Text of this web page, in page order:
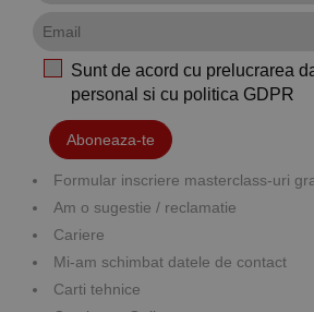
Sunt de acord cu prelucrarea
personal si cu politica GDPR
Aboneaza-te
Formular inscriere masterclass-uri
Am o sugestie / reclamatie
Cariere
Mi-am schimbat datele de contact
Carti tehnice